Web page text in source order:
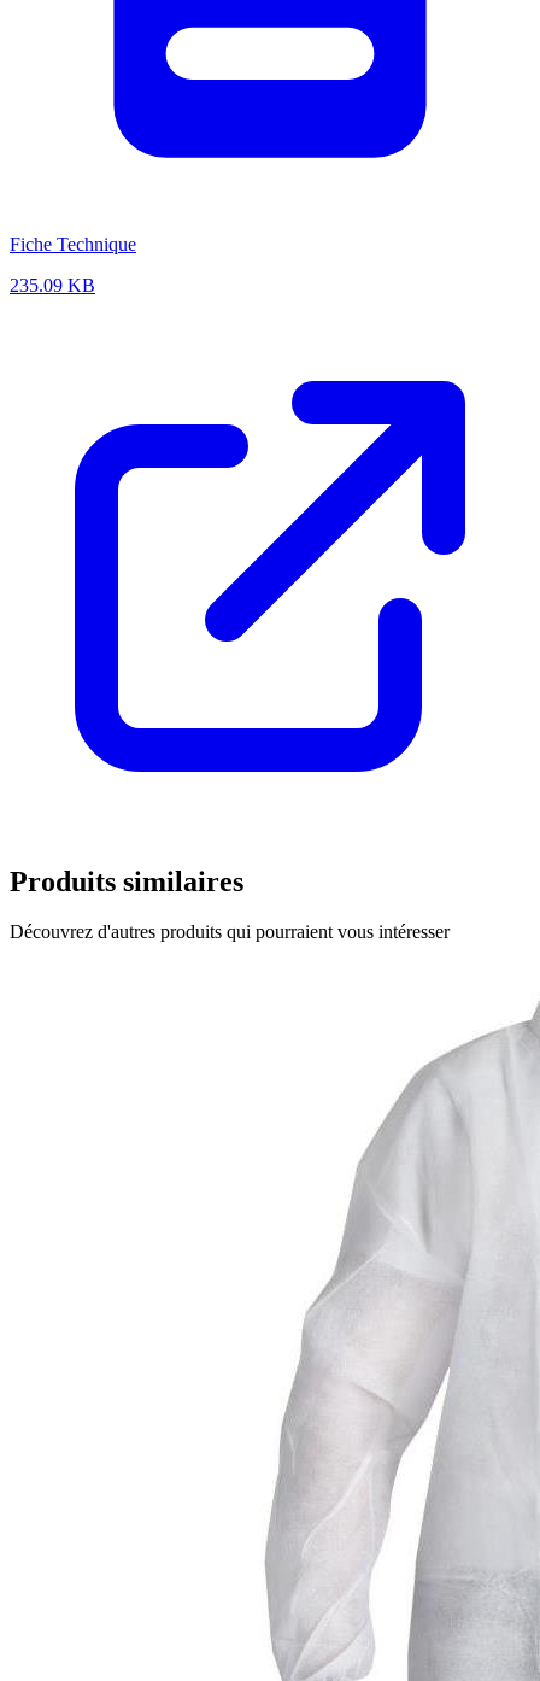
Fiche Technique
235.09 KB
Produits similaires
Découvrez d'autres produits qui pourraient vous intéresser